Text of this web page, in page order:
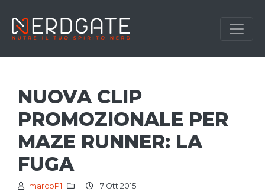
NUOVA CLIP
PROMOZIONALE PER
MAZE RUNNER: LA
FUGA
marcoP1 7 Ott 2015